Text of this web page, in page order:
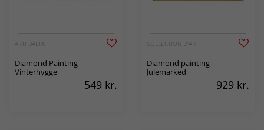
ARTI BALTA
Diamond Painting
Vinterhygge
549 kr.
COLLECTION D'ART
Diamond painting
Julemarked
929 kr.